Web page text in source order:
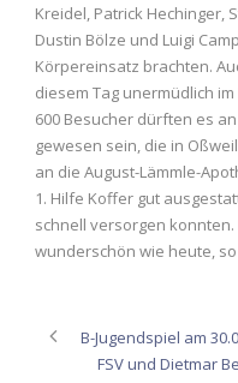
Kreidel, Patrick Hechinger,
Dustin Bölze und Luigi
Körpereinsatz brachten.
diesem Tag unermüdlich
600 Besucher dürften es
gewesen sein, die in
an die August-Lämmle-
1. Hilfe Koffer gut
schnell versorgen konnten.
wunderschön wie heute,
B-Jugendspiel am
FSV und Dietmar